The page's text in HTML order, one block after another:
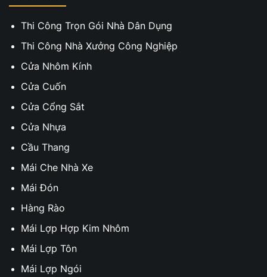
Thi Công Trọn Gói Nhà Dân Dụng
Thi Công Nhà Xưởng Công Nghiệp
Cửa Nhôm Kính
Cửa Cuốn
Cửa Cổng Sắt
Cửa Nhựa
Cầu Thang
Mái Che Nhà Xe
Mái Đón
Hàng Rào
Mái Lợp Hợp Kim Nhôm
Mái Lợp Tôn
Mái Lợp Ngói